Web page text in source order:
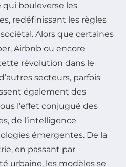
bouleverse les
redéfinissant les règles
Alors que certaines
Airbnb ou encore
révolution dans le
secteurs, parfois
également des
l’effet conjugué des
de l’intelligence
émergentes. De la
en passant par
urbaine, les modèles se